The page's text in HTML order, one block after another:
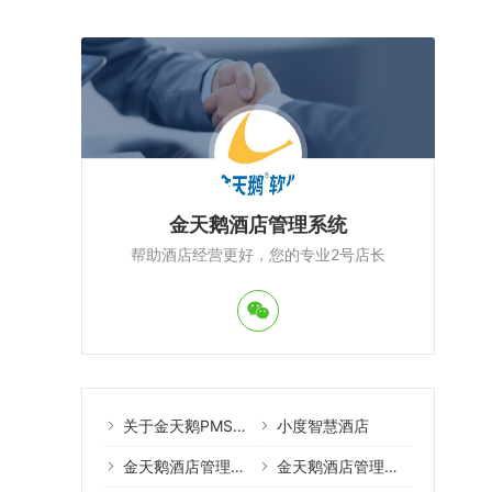
金天鹅酒店管理系统
帮助酒店经营更好，您的专业2号店长
关于金天鹅PMS酒店管理系统 小度智慧酒店
金天鹅酒店管理系统案例 金天鹅酒店管理系统教程